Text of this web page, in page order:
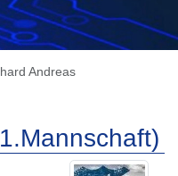
Andreas